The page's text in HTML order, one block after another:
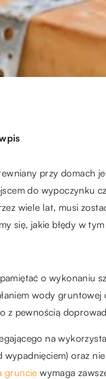
przy domach
do wypoczynku
wiele lat, musi
się, jakie błędy w
o wykonaniu
wody
z pewnością
na
oraz
gruncie wymaga